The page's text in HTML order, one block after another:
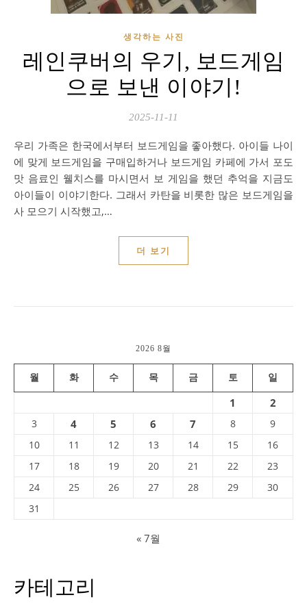
생각하는 사진
레인쿠버의 우기, 보드게임
으로 보낸 이야기!
2025-11-11
우리 가족은 한국에서부터 보드게임을 좋아했다. 아이들 나이
에 맞게 보드게임을 구매입하거나 보드게임 카페에 가서 포도
맛 음료인 웰치스를 마시면서 보 게임을 했던 추억을 지금도
아이들이 이야기한다. 그래서 카탄을 비롯한 많은 보드게임을
사 모으기 시작했고,…
더 보기
2026 8월
월 화 수 목 금 토 일
1 2
3 4 5 6 7 8
9
10
11 12 13 14 15
16
17
18 19 20 21 22
23
24
25 26 27 28 29
30
31
« 7월
카테고리